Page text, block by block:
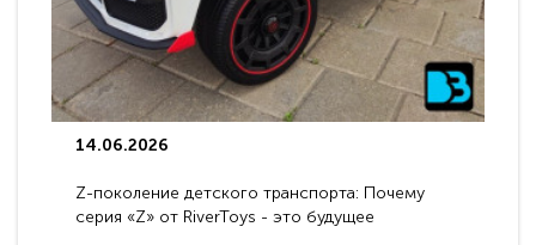
14.06.2026
Z-поколение детского транспорта: Почему
серия «Z» от RiverToys - это будущее